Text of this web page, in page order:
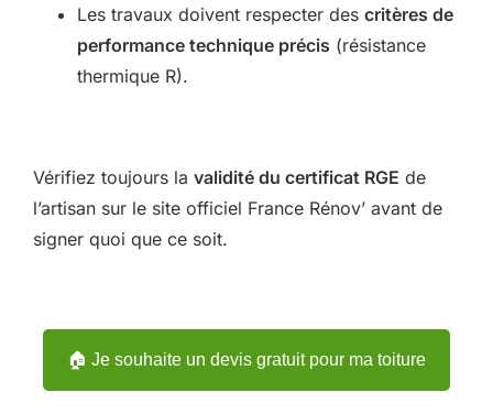
Les travaux doivent respecter des critères de
performance technique précis (résistance
thermique R).
Vérifiez toujours la validité du certificat RGE de
l’artisan sur le site officiel France Rénov’ avant de
signer quoi que ce soit.
🏠 Je souhaite un devis gratuit pour ma toiture